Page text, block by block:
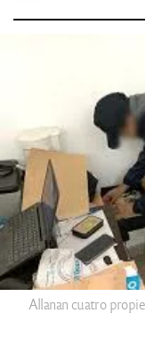
Allanan cuatro